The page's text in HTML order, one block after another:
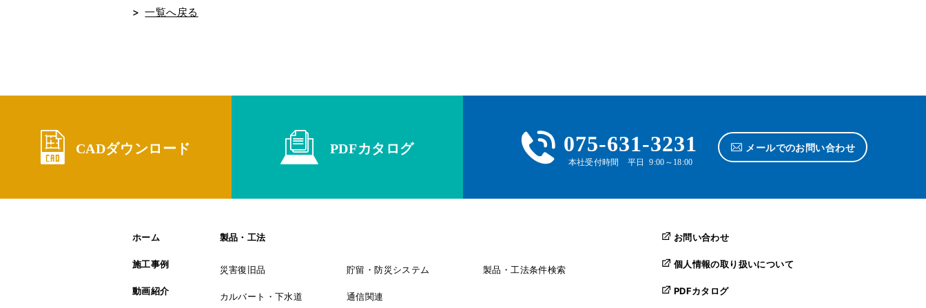
一覧へ戻る
CADダウンロード PDFカタログ 075-631-3231
本社受付時間 平日 9:00～18:00
メールでのお問い合わせ
ホーム
施工事例
動画紹介
製品・工法
災害復旧品
カルバート・下水道
貯留・防災システム
通信関連
製品・工法条件検索
お問い合わせ
個人情報の取り扱いについて
PDFカタログ